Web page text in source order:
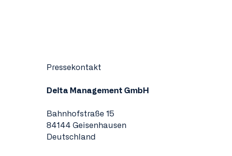
Pressekontakt
Delta Management GmbH
Bahnhofstraße 15
84144 Geisenhausen
Deutschland